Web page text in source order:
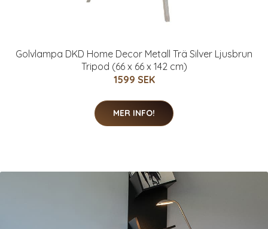
Golvlampa DKD Home Decor Metall Trä Silver Ljusbrun
Tripod (66 x 66 x 142 cm)
1599 SEK
MER INFO!